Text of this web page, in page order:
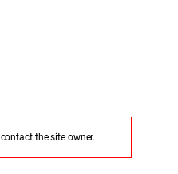
the site owner.